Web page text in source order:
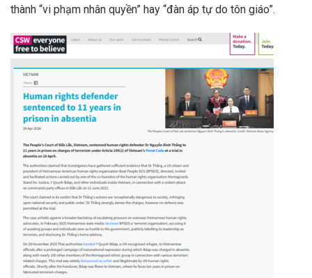
thành “vi phạm nhân quyền” hay “đàn áp tự do tôn giáo”.